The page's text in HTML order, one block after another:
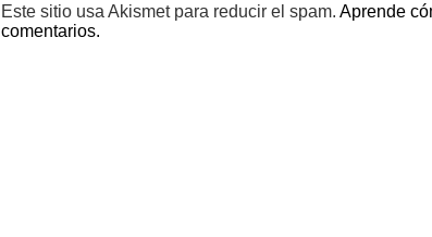
Este sitio usa Akismet para reducir el spam. Aprende
comentarios.